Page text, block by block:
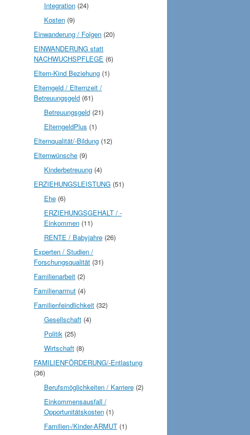
Integration(24)
Kosten(9)
Einwanderung / Folgen (20)
EINWANDERUNG statt
NACHWUCHSPFLEGE (6)
Eltern-Kind Beziehung (1)
Elterngeld / Elternzeit /
Betreuungsgeld (61)
Betreuungsgeld(21)
ElterngeldPlus (1)
Elternqualität/-Bildung (12)
Elternwünsche (9)
Kinderbetreuung(4)
ERZIEHUNGSLEISTUNG (51)
Ehe(6)
ERZIEHUNGSGEHALT / -
Einkommen(11)
RENTE / Babyjahre(26)
Experten / Studien /
Forschungsqualität (31)
Familienarbeit (2)
Familienarmut (4)
Familienfeindlichkeit (32)
Gesellschaft(4)
Politik(25)
Wirtschaft(8)
FAMILIENFÖRDERUNG/-Entlastung
(36)
Berufsmöglichkeiten / Karriere(2)
Einkommensausfall /
Opportunitätskosten(1)
Familien-/Kinder-ARMUT(1)